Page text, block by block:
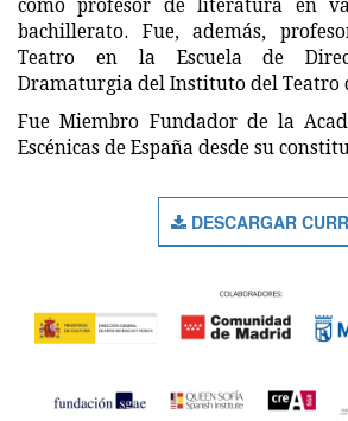
como profesor de literatura en
bachillerato. Fue, además,
Teatro en la Escuela de
Dramaturgia del Instituto del Teatro
Fue Miembro Fundador de la
Escénicas de España desde su
DESCARGAR